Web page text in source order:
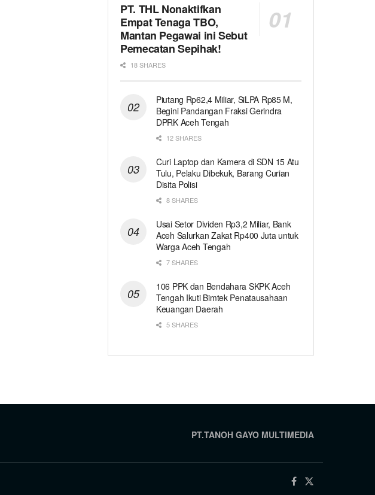
PT. THL Nonaktifkan
Empat Tenaga TBO,
Mantan Pegawai ini Sebut
Pemecatan Sepihak!
18 SHARES
Piutang Rp62,4 Miliar, SiLPA Rp85 M,
Begini Pandangan Fraksi Gerindra
DPRK Aceh Tengah
12 SHARES
Curi Laptop dan Kamera di SDN 15 Atu
Tulu, Pelaku Dibekuk, Barang Curian
Disita Polisi
8 SHARES
Usai Setor Dividen Rp3,2 Miliar, Bank
Aceh Salurkan Zakat Rp400 Juta untuk
Warga Aceh Tengah
7 SHARES
106 PPK dan Bendahara SKPK Aceh
Tengah Ikuti Bimtek Penatausahaan
Keuangan Daerah
5 SHARES
PT.TANOH GAYO MULTIMEDIA